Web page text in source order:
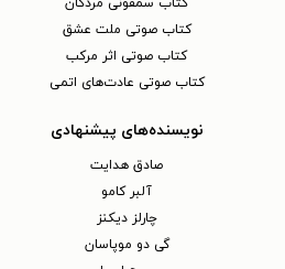
کتاب سمفونی مردگان
کتاب صوتی ملت عشق
کتاب صوتی اثر مرکب
کتاب صوتی عادت‌های اتمی
نویسنده‌های پیشنهادی
صادق هدایت
آلبر کامو
چارلز دیکنز
گی دو موپاسان